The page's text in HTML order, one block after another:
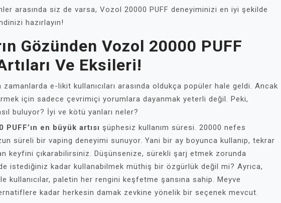
arasında siz de varsa, Vozol 20000 PUFF deneyiminizi en iyi şekilde
hazırlayın!
Gözünden Vozol 20000 PUFF
Ve Eksileri!
zamanlarda e-likit kullanıcıları arasında oldukça popüler hale geldi. Ancak
için sadece çevrimiçi yorumlara dayanmak yeterli değil. Peki,
buluyor? İyi ve kötü yanları neler?
en büyük artısı şüphesiz kullanım süresi. 20000 nefes
süreli bir vaping deneyimi sunuyor. Yani bir ay boyunca kullanıp, tekrar
keyfini çıkarabilirsiniz. Düşünsenize, sürekli şarj etmek zorunda
istediğiniz kadar kullanabilmek müthiş bir özgürlük değil mi? Ayrıca,
kullanıcılar, paletin her rengini keşfetme şansına sahip. Meyve
kadar herkesin damak zevkine yönelik bir seçenek mevcut.